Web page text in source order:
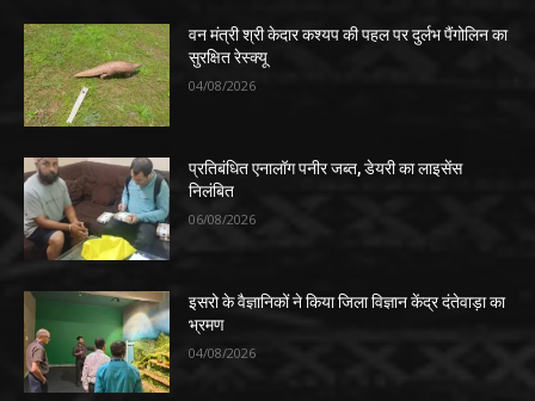
वन मंत्री श्री केदार कश्यप की पहल पर दुर्लभ पैंगोलिन का
सुरक्षित रेस्क्यू
04/08/2026
प्रतिबंधित एनालॉग पनीर जब्त, डेयरी का लाइसेंस
निलंबित
06/08/2026
इसरो के वैज्ञानिकों ने किया जिला विज्ञान केंद्र दंतेवाड़ा का
भ्रमण
04/08/2026